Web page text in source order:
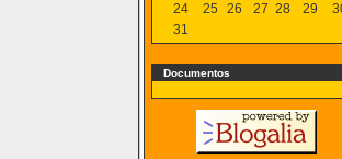
24
25 26 27 28 29
31
Documentos